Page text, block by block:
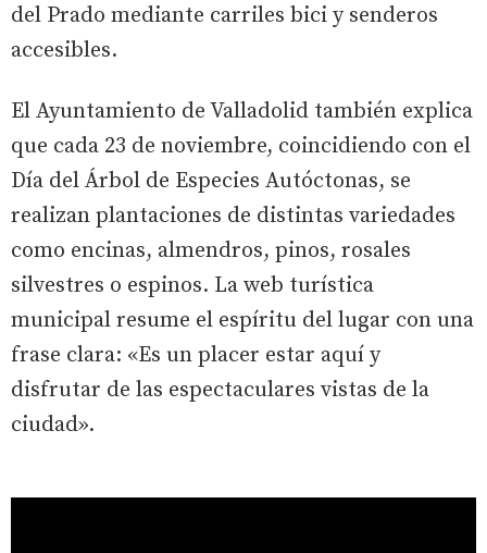
del Prado mediante carriles bici y senderos
accesibles.
El Ayuntamiento de Valladolid también explica
que cada 23 de noviembre, coincidiendo con el
Día del Árbol de Especies Autóctonas, se
realizan plantaciones de distintas variedades
como encinas, almendros, pinos, rosales
silvestres o espinos. La web turística
municipal resume el espíritu del lugar con una
frase clara: «Es un placer estar aquí y
disfrutar de las espectaculares vistas de la
ciudad».